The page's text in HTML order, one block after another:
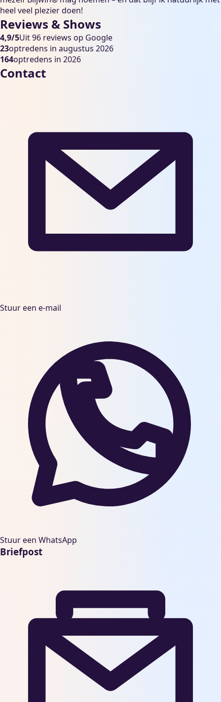
heel veel plezier doen!
Reviews & Shows
4,9/5Uit 96 reviews op Google
23optredens in augustus 2026
164optredens in 2026
Contact
Stuur een e-mail
Stuur een WhatsApp
Briefpost